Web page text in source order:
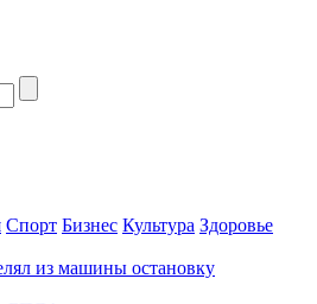
Спорт Бизнес Культура Здоровье
из машины остановку